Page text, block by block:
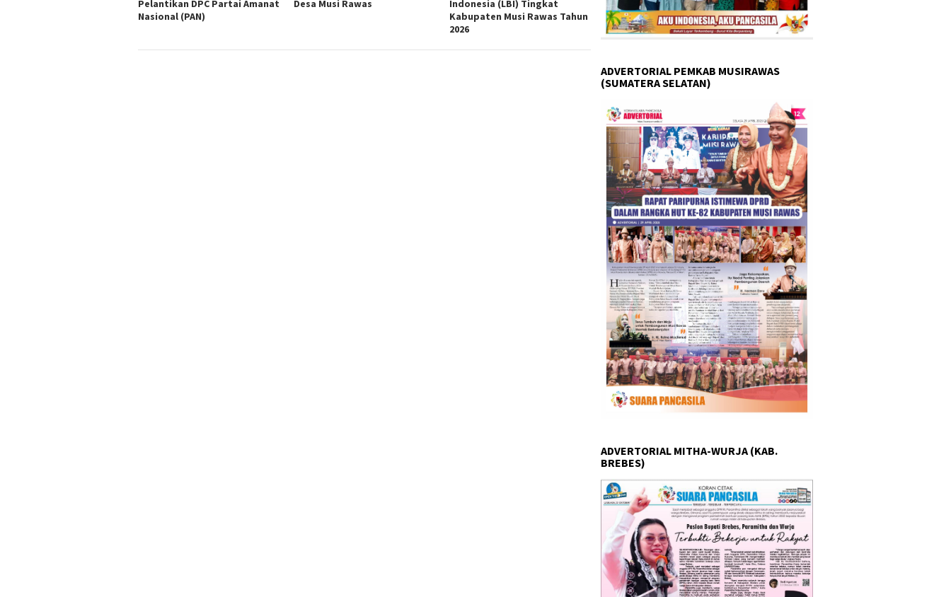
Pelantikan DPC Partai Amanat
Nasional (PAN)
Desa Musi Rawas
Indonesia (LBI) Tingkat
Kabupaten Musi Rawas Tahun
2026
ADVERTORIAL PEMKAB MUSIRAWAS
(SUMATERA SELATAN)
ADVERTORIAL MITHA-WURJA (KAB.
BREBES)